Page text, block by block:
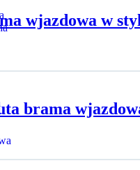
wjazdowa w
brama